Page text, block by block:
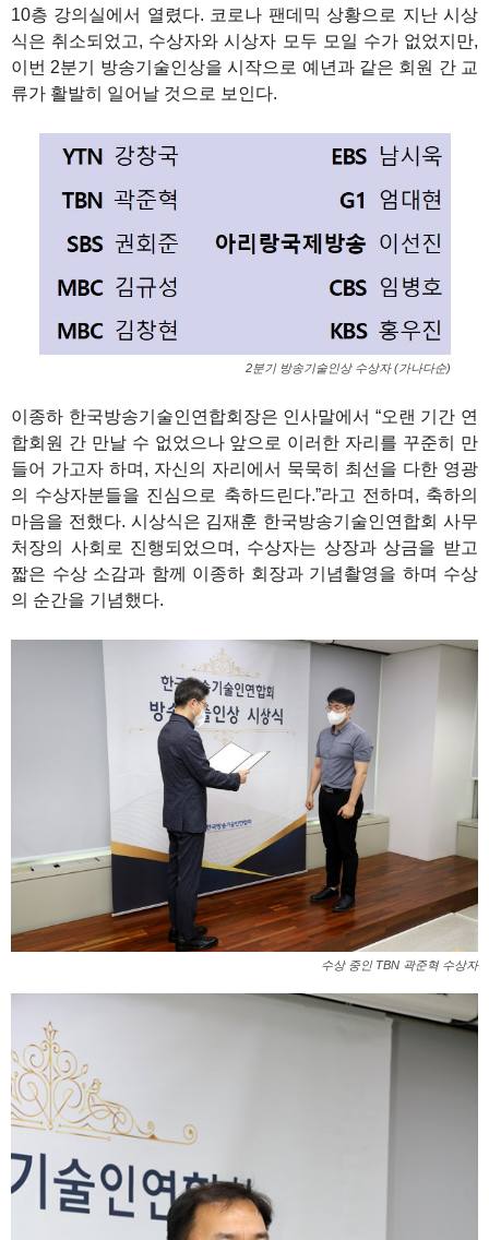
10층 강의실에서 열렸다. 코로나 팬데믹 상황으로 지난 시상
식은 취소되었고, 수상자와 시상자 모두 모일 수가 없었지만,
이번 2분기 방송기술인상을 시작으로 예년과 같은 회원 간 교
류가 활발히 일어날 것으로 보인다.
2분기 방송기술인상 수상자 (가나다순)
이종하 한국방송기술인연합회장은 인사말에서 “오랜 기간 연
합회원 간 만날 수 없었으나 앞으로 이러한 자리를 꾸준히 만
들어 가고자 하며, 자신의 자리에서 묵묵히 최선을 다한 영광
의 수상자분들을 진심으로 축하드린다.”라고 전하며, 축하의
마음을 전했다. 시상식은 김재훈 한국방송기술인연합회 사무
처장의 사회로 진행되었으며, 수상자는 상장과 상금을 받고
짧은 수상 소감과 함께 이종하 회장과 기념촬영을 하며 수상
의 순간을 기념했다.
수상 중인 TBN 곽준혁 수상자